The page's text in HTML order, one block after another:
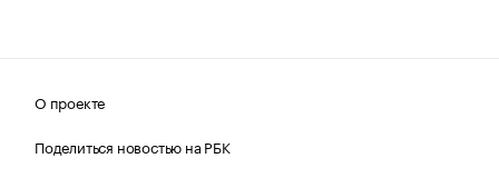
О проекте
Поделиться новостью на РБК